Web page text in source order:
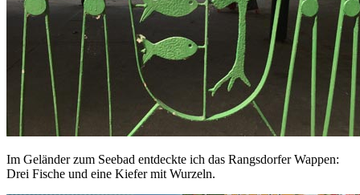
Im Geländer zum Seebad entdeckte ich das Rangsdorfer Wappen:
Drei Fische und eine Kiefer mit Wurzeln.